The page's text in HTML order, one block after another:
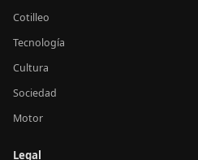
Cotilleo
Tecnología
Cultura
Sociedad
Motor
Legal